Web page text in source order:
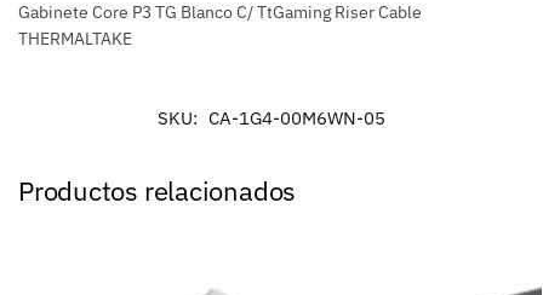
Gabinete Core P3 TG Blanco C/ TtGaming Riser Cable
THERMALTAKE
SKU: CA-1G4-00M6WN-05
Productos relacionados